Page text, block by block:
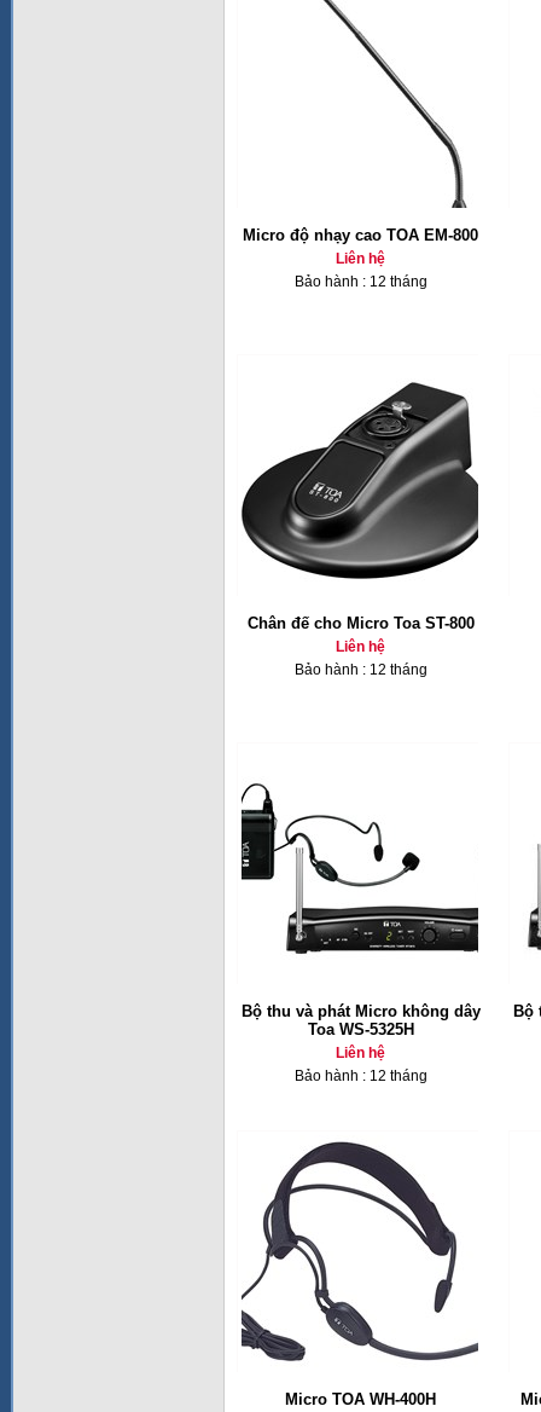
Micro độ nhạy cao TOA EM-800
Liên hệ
Bảo hành : 12 tháng
Chân đế cho Micro Toa ST-800
Liên hệ
Bảo hành : 12 tháng
Bộ thu và phát Micro không dây
Toa WS-5325H
Liên hệ
Bảo hành : 12 tháng
Bộ
Micro TOA WH-400H